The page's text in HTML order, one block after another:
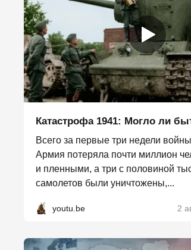
Катастрофа 1941: Могло ли
Всего за первые три недели
Армия потеряла почти миллион
и пленными, а три с половиной
самолетов были уничтожены,...
youtu.be 2